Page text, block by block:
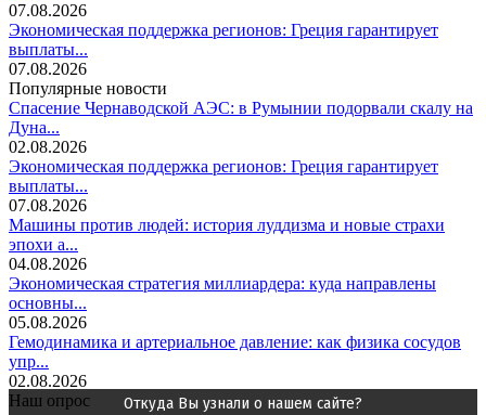
07.08.2026
Экономическая поддержка регионов: Греция гарантирует
выплаты...
07.08.2026
Популярные новости
Спасение Чернаводской АЭС: в Румынии подорвали скалу на
Дуна...
02.08.2026
Экономическая поддержка регионов: Греция гарантирует
выплаты...
07.08.2026
Машины против людей: история луддизма и новые страхи
эпохи а...
04.08.2026
Экономическая стратегия миллиардера: куда направлены
основны...
05.08.2026
Гемодинамика и артериальное давление: как физика сосудов
упр...
02.08.2026
Наш опрос
Откуда Вы узнали о нашем сайте?